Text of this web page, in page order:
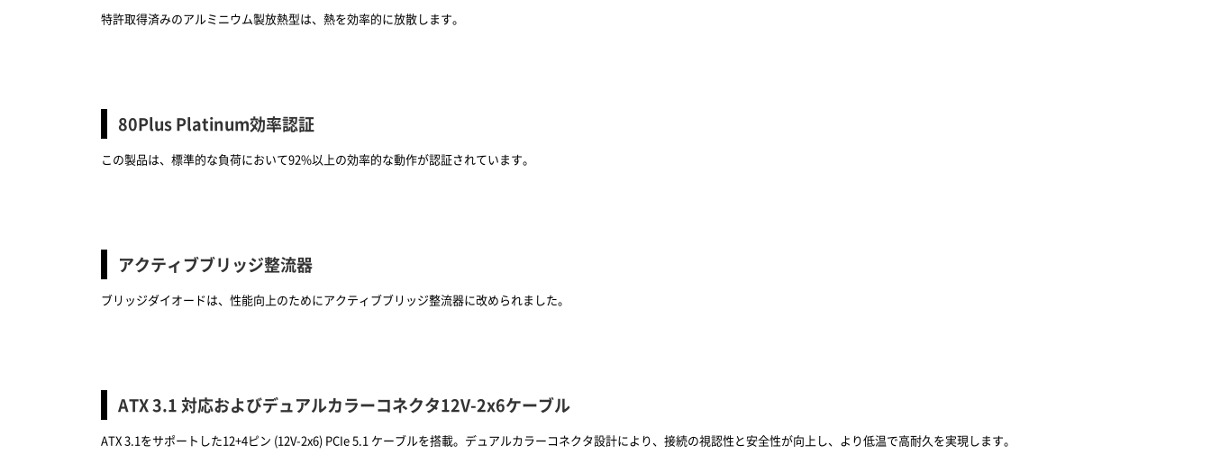
特許取得済みのアルミニウム製放熱型は、熱を効率的に放散します。
80Plus Platinum効率認証
この製品は、標準的な負荷において92%以上の効率的な動作が認証されています。
アクティブブリッジ整流器
ブリッジダイオードは、性能向上のためにアクティブブリッジ整流器に改められました。
ATX 3.1 対応およびデュアルカラーコネクタ12V-2x6ケーブル
ATX 3.1をサポートした12+4ピン (12V-2x6) PCIe 5.1 ケーブルを搭載。デュアルカラーコネクタ設計により、接続の視認性と安全性が向上し、より低温で高耐久を実現します。